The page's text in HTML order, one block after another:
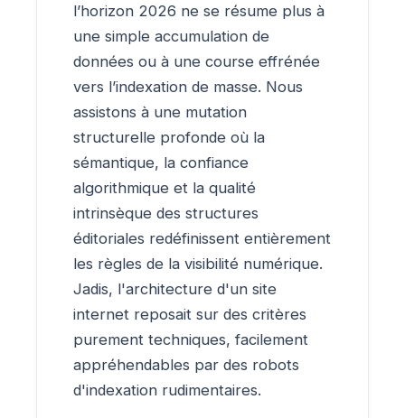
l’horizon 2026 ne se résume plus à
une simple accumulation de
données ou à une course effrénée
vers l’indexation de masse. Nous
assistons à une mutation
structurelle profonde où la
sémantique, la confiance
algorithmique et la qualité
intrinsèque des structures
éditoriales redéfinissent entièrement
les règles de la visibilité numérique.
Jadis, l'architecture d'un site
internet reposait sur des critères
purement techniques, facilement
appréhendables par des robots
d'indexation rudimentaires.